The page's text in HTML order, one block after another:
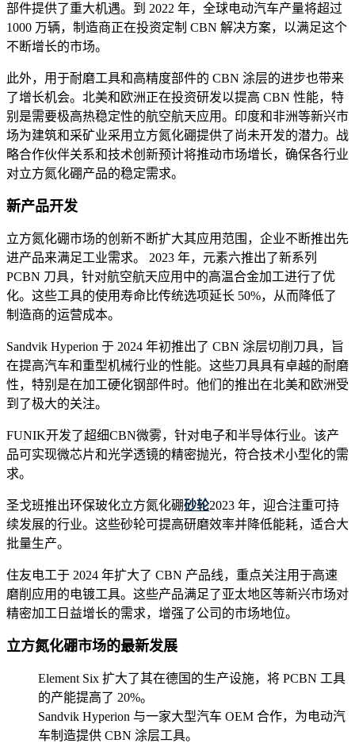
部件提供了重大机遇。到 2022 年，全球电动汽车产量将超过
1000 万辆，制造商正在投资定制 CBN 解决方案，以满足这个
不断增长的市场。
此外，用于耐磨工具和高精度部件的 CBN 涂层的进步也带来
了增长机会。北美和欧洲正在投资研发以提高 CBN 性能，特
别是需要极高热稳定性的航空航天应用。印度和非洲等新兴市
场为建筑和采矿业采用立方氮化硼提供了尚未开发的潜力。战
略合作伙伴关系和技术创新预计将推动市场增长，确保各行业
对立方氮化硼产品的稳定需求。
新产品开发
立方氮化硼市场的创新不断扩大其应用范围，企业不断推出先
进产品来满足工业需求。 2023 年，元素六推出了新系列
PCBN 刀具，针对航空航天应用中的高温合金加工进行了优
化。这些工具的使用寿命比传统选项延长 50%，从而降低了
制造商的运营成本。
Sandvik Hyperion 于 2024 年初推出了 CBN 涂层切削刀具，旨
在提高汽车和重型机械行业的性能。这些刀具具有卓越的耐磨
性，特别是在加工硬化钢部件时。他们的推出在北美和欧洲受
到了极大的关注。
FUNIK开发了超细CBN微雾，针对电子和半导体行业。该产
品可实现微芯片和光学透镜的精密抛光，符合技术小型化的需
求。
圣戈班推出环保玻化立方氮化硼砂轮2023 年，迎合注重可持
续发展的行业。这些砂轮可提高研磨效率并降低能耗，适合大
批量生产。
住友电工于 2024 年扩大了 CBN 产品线，重点关注用于高速
磨削应用的电镀工具。这些产品满足了亚太地区等新兴市场对
精密加工日益增长的需求，增强了公司的市场地位。
立方氮化硼市场的最新发展
Element Six 扩大了其在德国的生产设施，将 PCBN 工具
的产能提高了 20%。
Sandvik Hyperion 与一家大型汽车 OEM 合作，为电动汽
车制造提供 CBN 涂层工具。